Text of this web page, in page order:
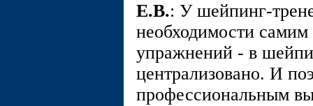
E.В.: У шейпинг-
необходимости
упражнений - в
централизовано. И
профессиональным